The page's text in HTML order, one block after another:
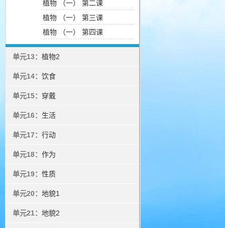
植物 （一） 第二课
植物 （一） 第三课
植物 （一） 第四课
单元13： 植物2
单元14： 饮食
单元15： 穿戴
单元16： 生活
单元17： 行动
单元18： 作为
单元19： 性质
单元20： 地貌1
单元21： 地貌2